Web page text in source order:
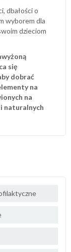
dbałości o
wyborem dla
dzieciom
się
dobrać
na
na
naturalnych